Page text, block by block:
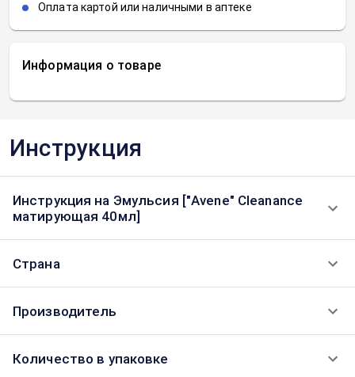
Информация о товаре
Оплата картой или наличными в аптеке
Инструкция
Инструкция на Эмульсия ["Avene" Cleanance
матирующая 40мл]
Страна
Производитель
Количество в упаковке